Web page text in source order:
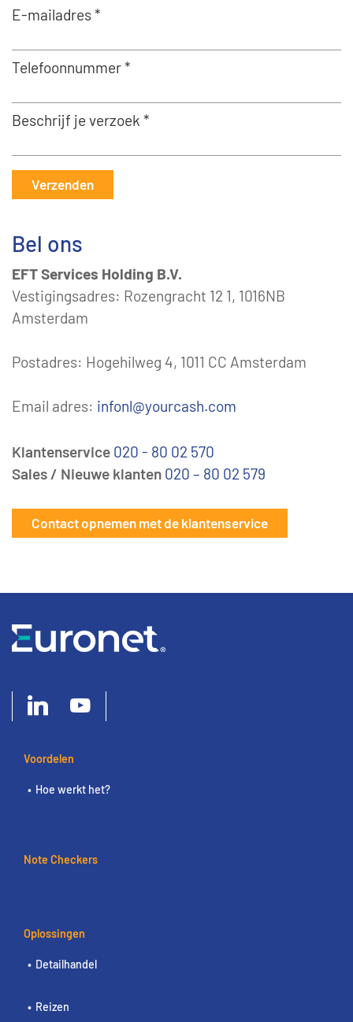
E-mailadres *
Telefoonnummer *
Beschrijf je verzoek *
Verzenden
Bel ons
EFT Services Holding B.V.
Vestigingsadres: Rozengracht 12 1, 1016NB
Amsterdam
Postadres: Hogehilweg 4, 1011 CC Amsterdam
Email adres: infonl@yourcash.com
Klantenservice 020 - 80 02 570
Sales / Nieuwe klanten 020 – 80 02 579
Contact opnemen met de klantenservice
Voordelen
Hoe werkt het?
Note Checkers
Oplossingen
Detailhandel
Reizen